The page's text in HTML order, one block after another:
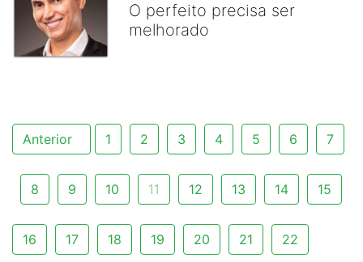
O perfeito precisa ser
melhorado
Anterior 1 2 3 4 5 6 7
8 9 10 11 12 13 14 15
16 17 18 19 20 21 22